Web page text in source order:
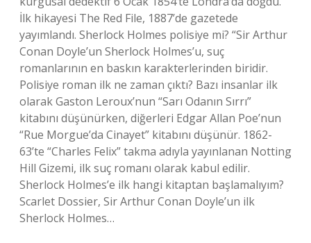
İlk hikayesi The Red File, 1887’de gazetede
yayımlandı. Sherlock Holmes polisiye mi? “Sir Arthur
Conan Doyle’un Sherlock Holmes’u, suç
romanlarının en baskın karakterlerinden biridir.
Polisiye roman ilk ne zaman çıktı? Bazı insanlar ilk
olarak Gaston Leroux’nun “Sarı Odanın Sırrı”
kitabını düşünürken, diğerleri Edgar Allan Poe’nun
“Rue Morgue’da Cinayet” kitabını düşünür. 1862-
63’te “Charles Felix” takma adıyla yayınlanan Notting
Hill Gizemi, ilk suç romanı olarak kabul edilir.
Sherlock Holmes’e ilk hangi kitaptan başlamalıyım?
Scarlet Dossier, Sir Arthur Conan Doyle’un ilk
Sherlock Holmes…